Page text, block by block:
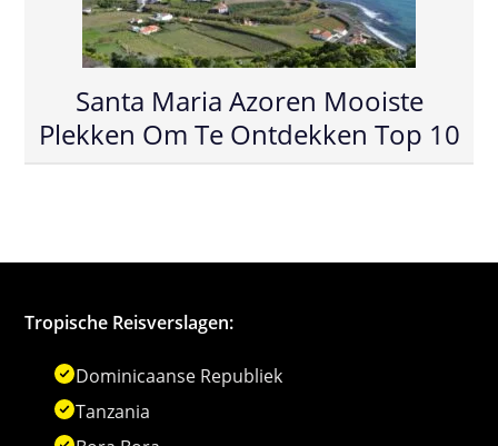
Santa Maria Azoren Mooiste
Plekken Om Te Ontdekken Top 10
Tropische Reisverslagen:
Dominicaanse Republiek
Tanzania